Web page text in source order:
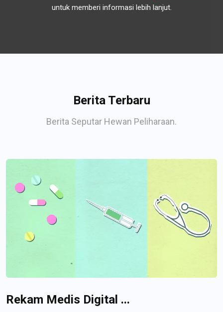
untuk memberi informasi lebih lanjut.
Berita Terbaru
Berita Seputar Hewan Peliharaan.
Rekam Medis Digital ...